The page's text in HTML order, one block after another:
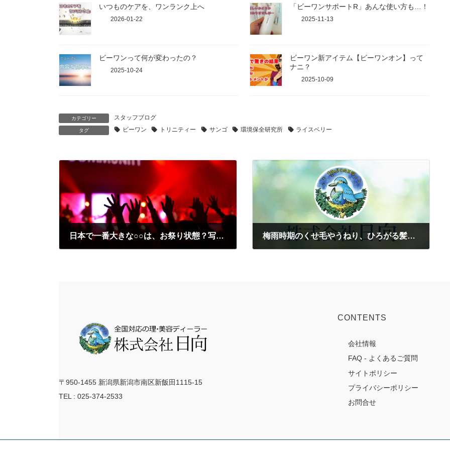
いつものケアを、ワンランク上へ
2026-01-22
「ビーワンサポートR」あんな使い方も…！
2025-11-13
ビーワンって何が変わったの？
2025-10-24
ビーワン新アイテム【ビーワンオン】って
ナニ？
2025-10-09
カテゴリー スタッフブログ
タグ ビーワン トリニティー サンゴ 環境保全研究所 ライスベリー
日本で一番大きな○○は、お祭り状態？写真はイメージです(笑) 梅雨時期のくせ毛やうねり、ひろがる髪の対処法
〒950-1455 新潟県新潟市南区新飯田1115-15
TEL : 025-374-2533
CONTENTS
会社情報
FAQ - よくあるご質問
サイトポリシー
プライバシーポリシー
お問合せ